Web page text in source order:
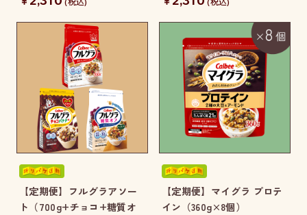
【定期便】フルグラアソー
ト（700g+チョコ+糖質オ
【定期便】マイグラ プロテ
イン（360g×8個）